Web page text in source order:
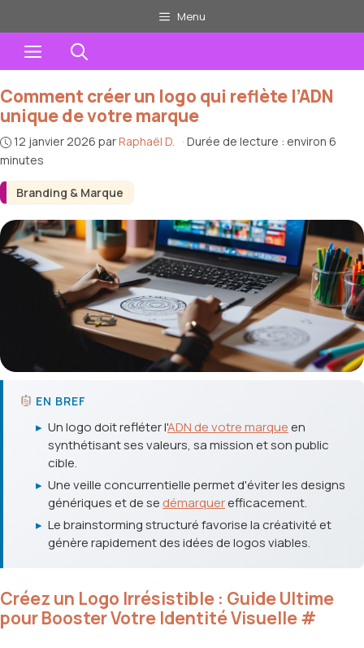
au
contenu
Menu
Menu
Branding & Marque
Comment créer un logo qui reflète l’ADN
unique de votre marque
12 janvier 2026 parRaphaël D. · Durée de lecture : environ 6
minutes
EN BREF
▸ Un logo doit refléter l'ADN de votre marqueen
synthétisant ses valeurs, sa mission et son public
cible.
▸ Une veille concurrentielle permet d'éviter les designs
génériques et de se démarquerefficacement.
▸ Le brainstorming structuré favorise la créativité et
génère rapidement des idées de logos viables.
Créez un Logo Irrésistible : Guide Ultime
pour Booster Votre Identité Visuelle#